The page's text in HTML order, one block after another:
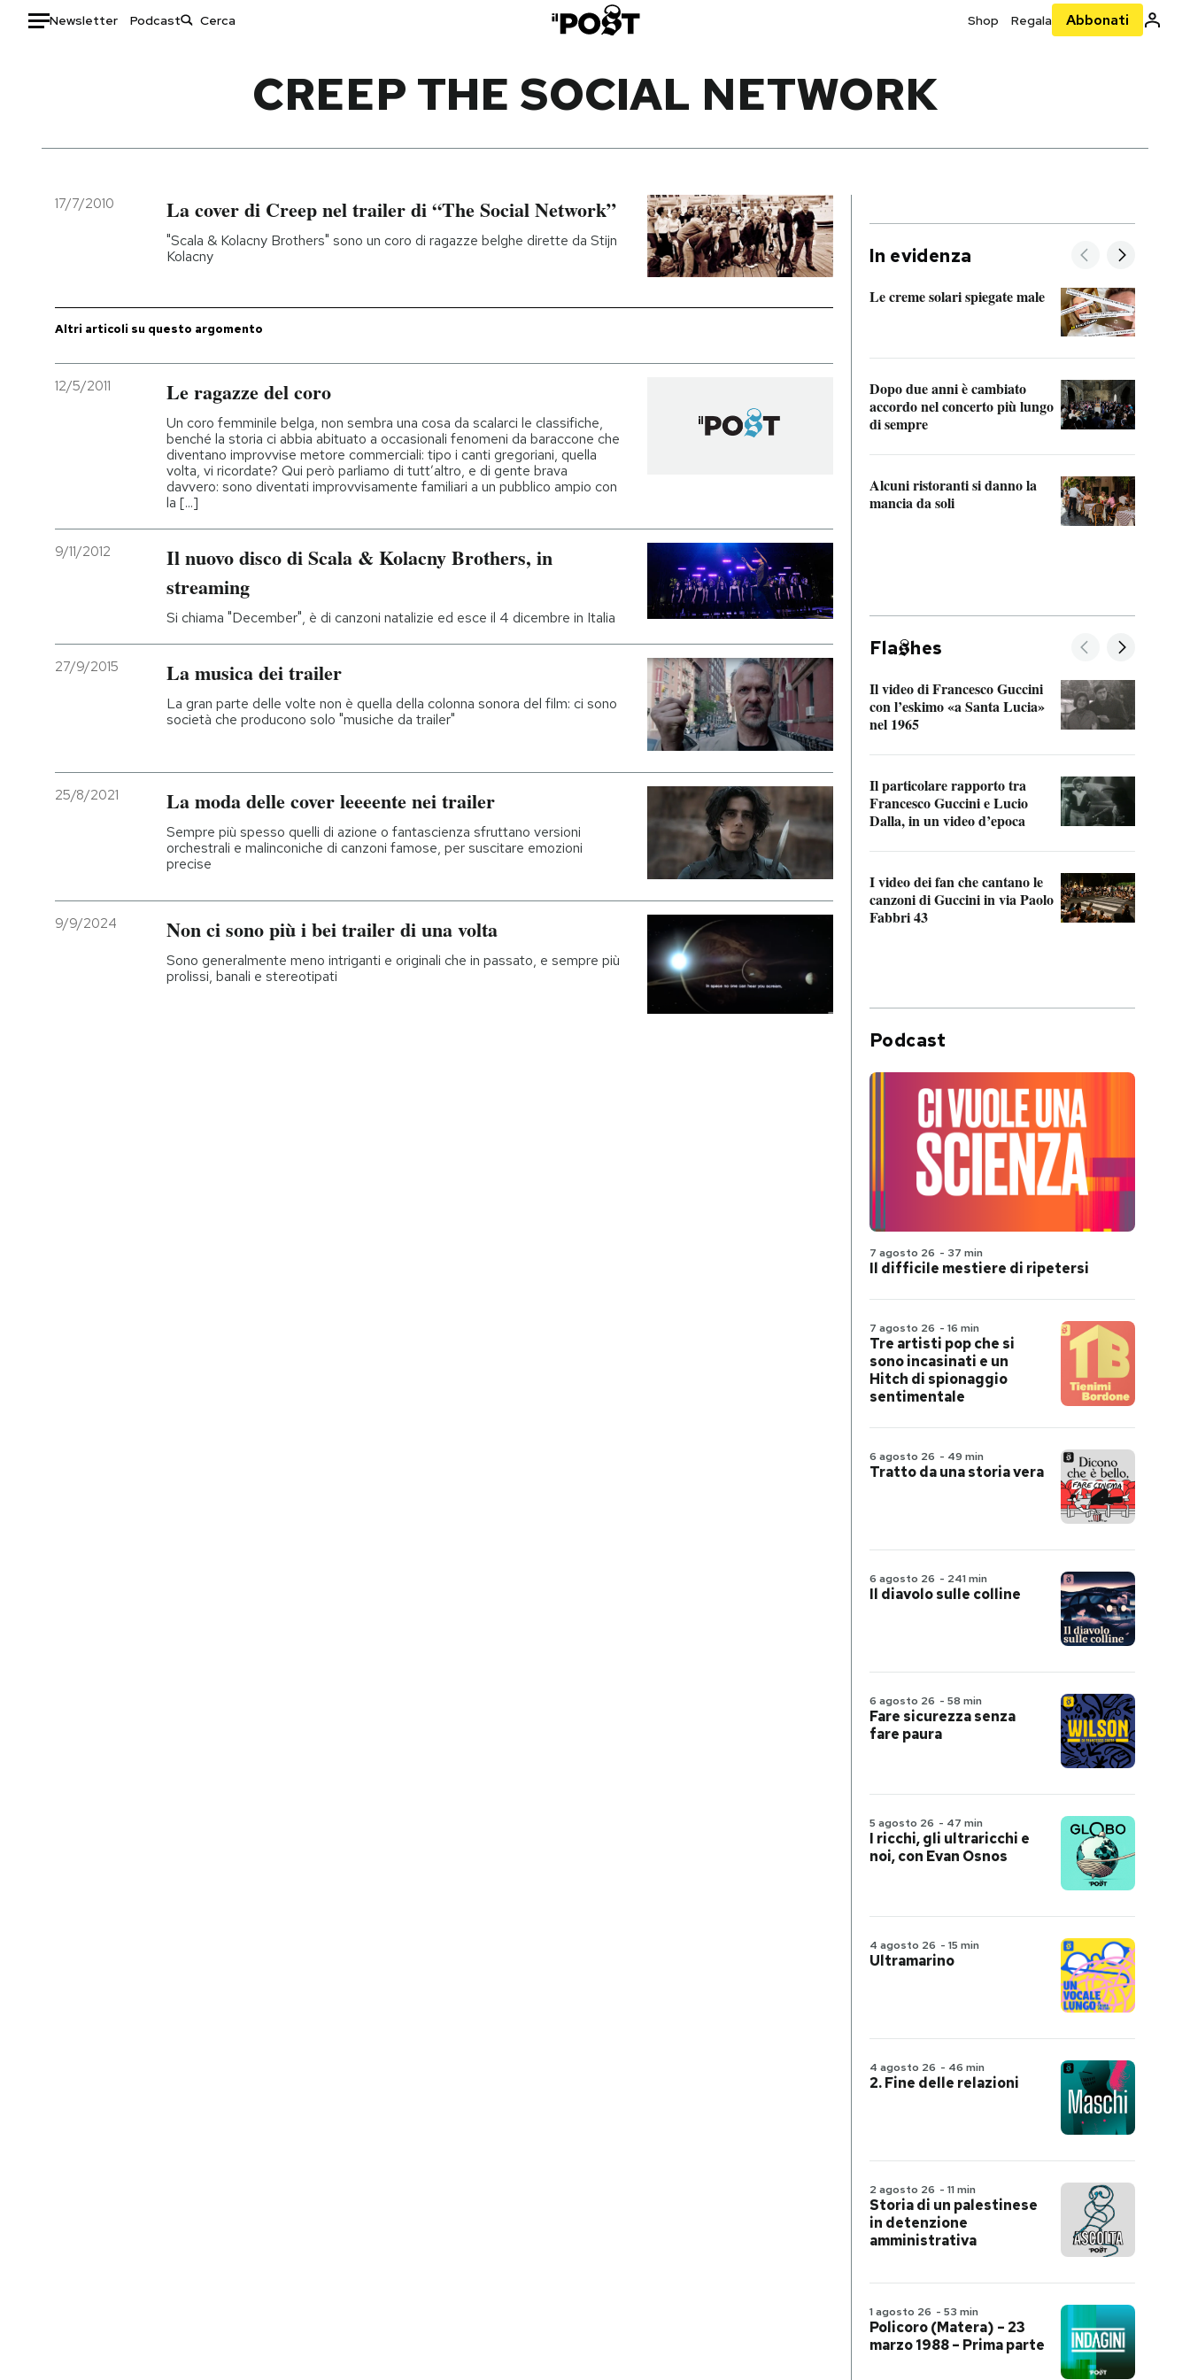
Newsletter Podcast Shop Regala Abbonati
Italia
Politica
Economia
Moda
Ok Boomer!
Altrecose
I MIEI PREFERITI
CALENDARIO
AREA PERSONALE
CREEP THE SOCIAL NETWORK
17/7/2010 La cover di Creep nel trailer di “The Social Network”
"Scala & Kolacny Brothers" sono un coro di ragazze belghe dirette da Stijn
Kolacny
Altri articoli su questo argomento
12/5/2011 Le ragazze del coro
Un coro femminile belga, non sembra una cosa da scalarci le classifiche,
benché la storia ci abbia abituato a occasionali fenomeni da baraccone che
diventano improvvise metore commerciali: tipo i canti gregoriani, quella
volta, vi ricordate? Qui però parliamo di tutt’altro, e di gente brava
davvero: sono diventati improvvisamente familiari a un pubblico ampio con
la [...]
9/11/2012
Il nuovo disco di Scala & Kolacny Brothers, in
streaming
Si chiama "December", è di canzoni natalizie ed esce il 4 dicembre in Italia
27/9/2015 La musica dei trailer
La gran parte delle volte non è quella della colonna sonora del film: ci sono
società che producono solo "musiche da trailer"
25/8/2021 La moda delle cover leeeente nei trailer
Sempre più spesso quelli di azione o fantascienza sfruttano versioni
orchestrali e malinconiche di canzoni famose, per suscitare emozioni
precise
9/9/2024 Non ci sono più i bei trailer di una volta
Sono generalmente meno intriganti e originali che in passato, e sempre più
prolissi, banali e stereotipati
In evidenza
Le creme solari spiegate male
Dopo due anni è cambiato
accordo nel concerto più lungo
di sempre
Alcuni ristoranti si danno la
mancia da soli
Fla hes
Il video di Francesco Guccini
con l’eskimo «a Santa Lucia»
nel 1965
Il particolare rapporto tra
Francesco Guccini e Lucio
Dalla, in un video d’epoca
I video dei fan che cantano le
canzoni di Guccini in via Paolo
Fabbri 43
Podcast
7 agosto 26 - 37 min
Il difficile mestiere di ripetersi
7 agosto 26 - 16 min
Tre artisti pop che si
sono incasinati e un
Hitch di spionaggio
sentimentale
6 agosto 26 - 49 min
Tratto da una storia vera
6 agosto 26 - 241 min
Il diavolo sulle colline
6 agosto 26 - 58 min
Fare sicurezza senza
fare paura
5 agosto 26 - 47 min
I ricchi, gli ultraricchi e
noi, con Evan Osnos
4 agosto 26 - 15 min
Ultramarino
4 agosto 26 - 46 min
2. Fine delle relazioni
2 agosto 26 - 11 min
Storia di un palestinese
in detenzione
amministrativa
1 agosto 26 - 53 min
Policoro (Matera) – 23
marzo 1988 – Prima parte